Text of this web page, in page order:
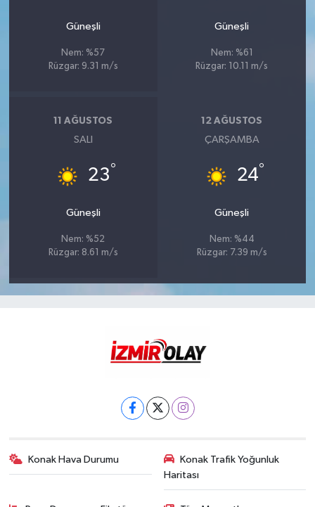
Güneşli
Nem: %57
Rüzgar: 9.31 m/s
Güneşli
Nem: %61
Rüzgar: 10.11 m/s
11 AĞUSTOS
SALI
23°
Güneşli
Nem: %52
Rüzgar: 8.61 m/s
12 AĞUSTOS
ÇARŞAMBA
24°
Güneşli
Nem: %44
Rüzgar: 7.39 m/s
Konak Hava Durumu
Konak Trafik Yoğunluk
Haritası